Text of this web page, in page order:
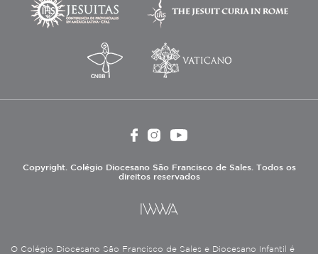
Copyright. Colégio Diocesano São Francisco de Sales. Todos os
direitos reservados
O Colégio Diocesano São Francisco de Sales e Diocesano Infantil é